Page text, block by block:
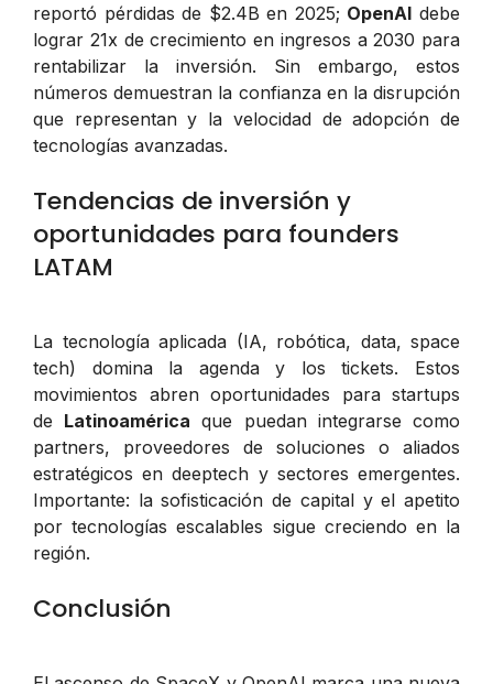
reportó pérdidas de $2.4B en 2025; OpenAI debe
lograr 21x de crecimiento en ingresos a 2030 para
rentabilizar la inversión. Sin embargo, estos
números demuestran la confianza en la disrupción
que representan y la velocidad de adopción de
tecnologías avanzadas.
Tendencias de inversión y
oportunidades para founders
LATAM
La tecnología aplicada (IA, robótica, data, space
tech) domina la agenda y los tickets. Estos
movimientos abren oportunidades para startups
de Latinoamérica que puedan integrarse como
partners, proveedores de soluciones o aliados
estratégicos en deeptech y sectores emergentes.
Importante: la sofisticación de capital y el apetito
por tecnologías escalables sigue creciendo en la
región.
Conclusión